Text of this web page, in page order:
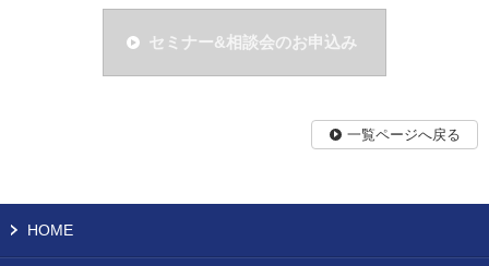
セミナー&相談会のお申込み
一覧ページへ戻る
HOME